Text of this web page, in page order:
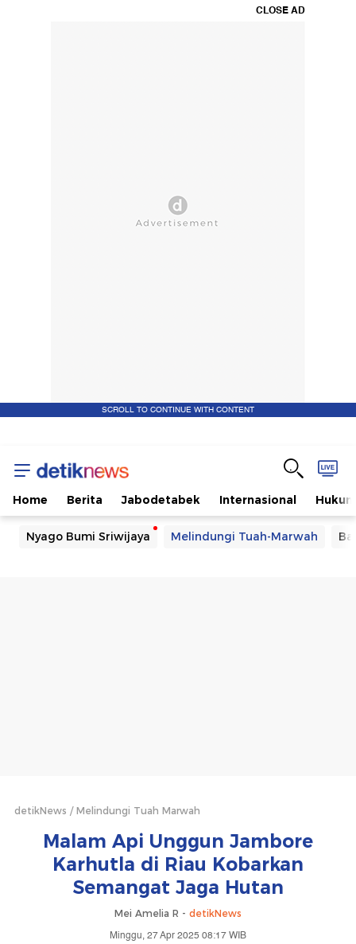
CLOSE AD
SCROLL TO CONTINUE WITH CONTENT
Home Berita Jabodetabek Internasional Hukum
Nyago Bumi Sriwijaya Melindungi Tuah-Marwah
detikNews Melindungi Tuah Marwah
Malam Api Unggun Jambore
Karhutla di Riau Kobarkan
Semangat Jaga Hutan
Mei Amelia R - detikNews
Minggu, 27 Apr 2025 08:17 WIB